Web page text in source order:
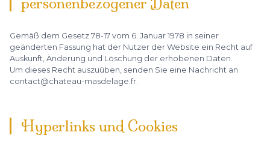
Gemäß dem Gesetz 78-17 vom 6. Januar 1978 in seiner
geänderten Fassung hat der Nutzer der Website ein Recht auf
Auskunft, Änderung und Löschung der erhobenen Daten.
Um dieses Recht auszuüben, senden Sie eine Nachricht an
contact@chateau-masdelage.fr.
Hyperlinks und Cookies